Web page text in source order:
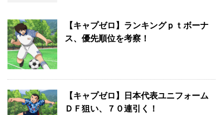
【キャプゼロ】ランキングｐｔボーナ
ス、優先順位を考察！
【キャプゼロ】日本代表ユニフォーム
ＤＦ狙い、７０連引く！